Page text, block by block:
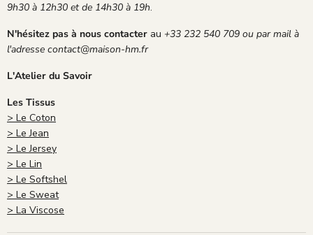
9h30 à 12h30 et de 14h30 à 19h.
N'hésitez pas à nous contacter au +33 232 540 709 ou par mail à
l'adresse contact@maison-hm.fr
L'Atelier du Savoir
Les Tissus
> Le Coton
> Le Jean
> Le Jersey
> Le Lin
> Le Softshel
> Le Sweat
> La Viscose